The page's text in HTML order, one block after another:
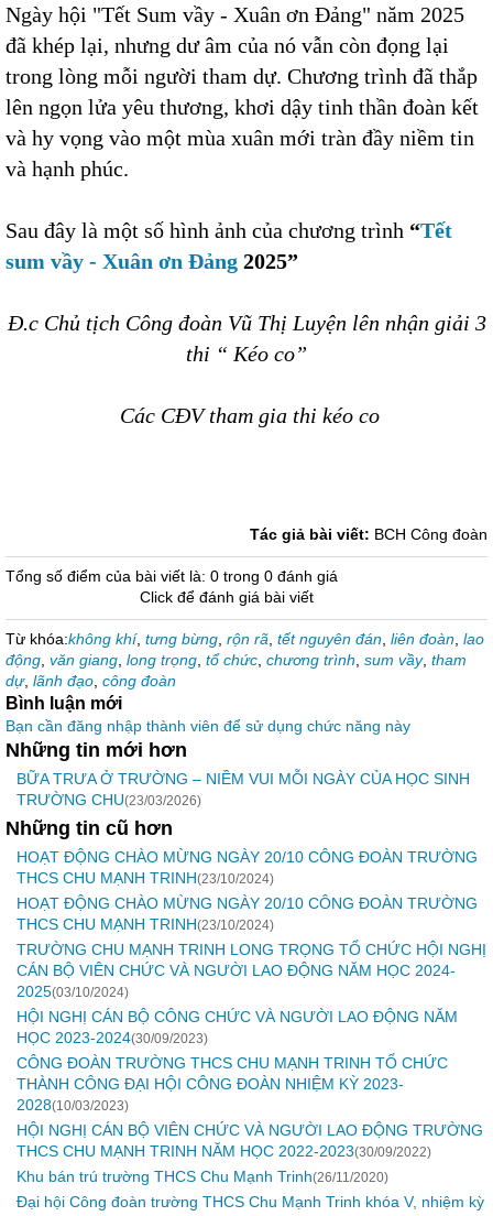
Ngày hội "Tết Sum vầy - Xuân ơn Đảng" năm 2025
đã khép lại, nhưng dư âm của nó vẫn còn đọng lại
trong lòng mỗi người tham dự. Chương trình đã thắp
lên ngọn lửa yêu thương, khơi dậy tinh thần đoàn kết
và hy vọng vào một mùa xuân mới tràn đầy niềm tin
và hạnh phúc.
Sau đây là một số hình ảnh của chương trình “Tết
sum vầy - Xuân ơn Đảng 2025”
Đ.c Chủ tịch Công đoàn Vũ Thị Luyện lên nhận giải 3
thi “ Kéo co”
Các CĐV tham gia thi kéo co
Tác giả bài viết: BCH Công đoàn
Tổng số điểm của bài viết là: 0 trong 0 đánh giá
Click để đánh giá bài viết
Từ khóa:không khí, tưng bừng rộn rã tết nguyên đán liên đoàn lao
động văn giang long trọng tổ chức chương trình sum vầy, tham
dự, lãnh đạo công đoàn
Bình luận mới
Bạn cần đăng nhập thành viên để sử dụng chức năng này
Những tin mới hơn
BỮA TRƯA Ở TRƯỜNG – NIỀM VUI MỖI NGÀY CỦA HỌC SINH
TRƯỜNG CHU(23/03/2026)
Những tin cũ hơn
HOẠT ĐỘNG CHÀO MỪNG NGÀY 20/10 CÔNG ĐOÀN TRƯỜNG
THCS CHU MẠNH TRINH(23/10/2024)
HOẠT ĐỘNG CHÀO MỪNG NGÀY 20/10 CÔNG ĐOÀN TRƯỜNG
THCS CHU MẠNH TRINH(23/10/2024)
TRƯỜNG CHU MẠNH TRINH LONG TRỌNG TỔ CHỨC HỘI NGHỊ
CÁN BỘ VIÊN CHỨC VÀ NGƯỜI LAO ĐỘNG NĂM HỌC 2024-
2025(03/10/2024)
HỘI NGHỊ CÁN BỘ CÔNG CHỨC VÀ NGƯỜI LAO ĐỘNG NĂM
HỌC 2023-2024(30/09/2023)
CÔNG ĐOÀN TRƯỜNG THCS CHU MẠNH TRINH TỔ CHỨC
THÀNH CÔNG ĐẠI HỘI CÔNG ĐOÀN NHIỆM KỲ 2023-
2028(10/03/2023)
HỘI NGHỊ CÁN BỘ VIÊN CHỨC VÀ NGƯỜI LAO ĐỘNG TRƯỜNG
THCS CHU MẠNH TRINH NĂM HỌC 2022-2023(30/09/2022)
Khu bán trú trường THCS Chu Mạnh Trinh(26/11/2020)
Đại hội Công đoàn trường THCS Chu Mạnh Trinh khóa V, nhiệm kỳ